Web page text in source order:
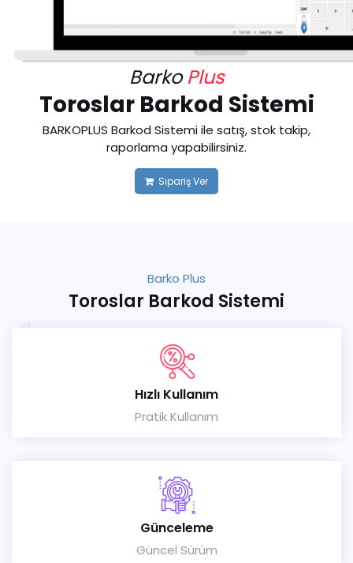
BarkoPlus
Toroslar Barkod Sistemi
BARKOPLUS Barkod Sistemi ile satış, stok takip,
raporlama yapabilirsiniz.
Sipariş Ver
Barko Plus
Toroslar Barkod Sistemi
Hızlı Kullanım
Pratik Kullanım
Günceleme
Güncel Sürüm